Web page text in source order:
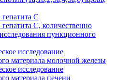
C
C, количественно
пункционного
исследование
материала молочной железы
исследование
материала печени